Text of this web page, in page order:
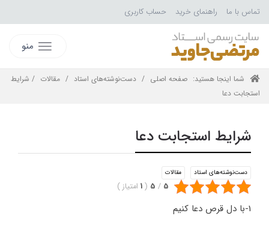
تماس با ما راهنمای خرید حساب کاربری
منو
شما اینجا هستید: صفحه اصلی / دست‌نوشته‌های استاد / مقالات / شرایط
استجابت دعا
شرایط استجابت دعا
دست‌نوشته‌های استاد مقالات
5
/
5
(
1 امتیاز)
1-با دل قرص دعا کنیم